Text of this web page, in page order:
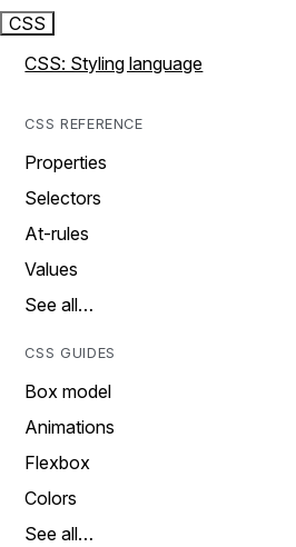
CSS
CSS: Styling language
CSS REFERENCE
Properties
Selectors
At-rules
Values
See all…
CSS GUIDES
Box model
Animations
Flexbox
Colors
See all…